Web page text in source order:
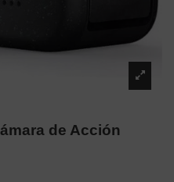
de Acción